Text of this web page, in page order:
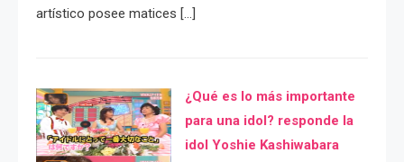
artístico posee matices […]
¿Qué es lo más importante
para una idol? responde la
idol Yoshie Kashiwabara